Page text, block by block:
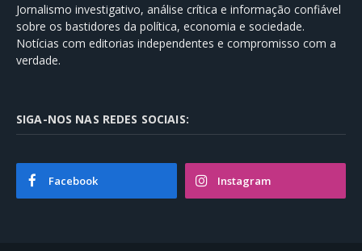
Jornalismo investigativo, análise crítica e informação confiável
sobre os bastidores da política, economia e sociedade.
Notícias com editorias independentes e compromisso com a
verdade.
SIGA-NOS NAS REDES SOCIAIS:
Facebook Instagram